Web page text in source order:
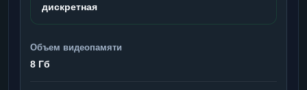
дискретная
Объем видеопамяти
8 Гб